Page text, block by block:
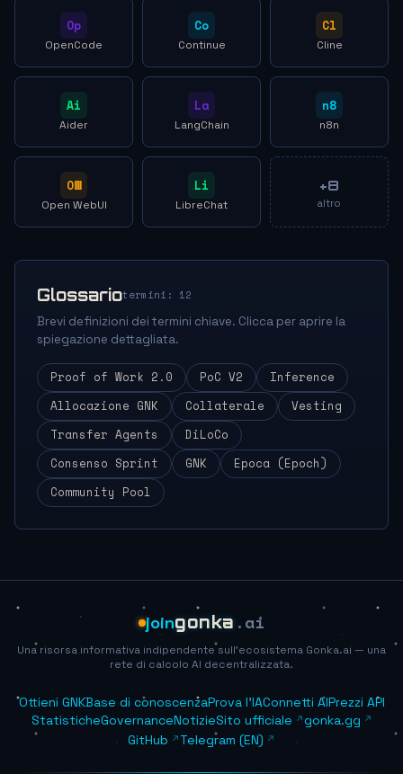
Op
OpenCode
Co
Continue
Cl
Cline
Ai
Aider
La
LangChain
n8
n8n
OW
Open WebUI
Li
LibreChat
+8
altro
Glossariotermini: 12
Brevi definizioni dei termini chiave. Clicca per aprire la
spiegazione dettagliata.
Proof of Work 2.0 PoC V2
Inference
Allocazione GNK
Collaterale
Vesting
Transfer Agents
DiLoCo
Consenso Sprint
GNK
Epoca (Epoch)
Community Pool
joingonka .ai
Una risorsa informativa indipendente sull'ecosistema Gonka.ai — una
rete di calcolo AI decentralizzata.
Ottieni GNKBase di conoscenzaProva l'IAConnetti AIPrezzi API
StatisticheGovernanceNotizieSito ufficiale
gonka.gg
GitHub
Telegram (EN)